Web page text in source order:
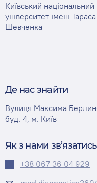
Київський національний
університет імені Тараса
Шевченка
Де нас знайти
Вулиця Максима
буд. 4, м. Київ
Як з нами зв’язатись
+38 067 36 04 929